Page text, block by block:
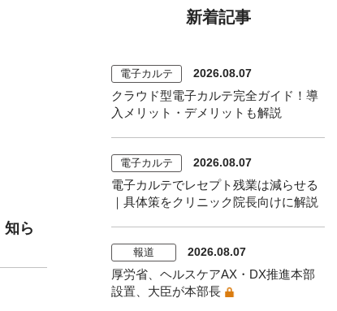
知ら
新着記事
電子カルテ 2026.08.07
クラウド型電子カルテ完全ガイド！導
入メリット・デメリットも解説
電子カルテ 2026.08.07
電子カルテでレセプト残業は減らせる
｜具体策をクリニック院長向けに解説
報道 2026.08.07
厚労省、ヘルスケアAX・DX推進本部
設置、大臣が本部長